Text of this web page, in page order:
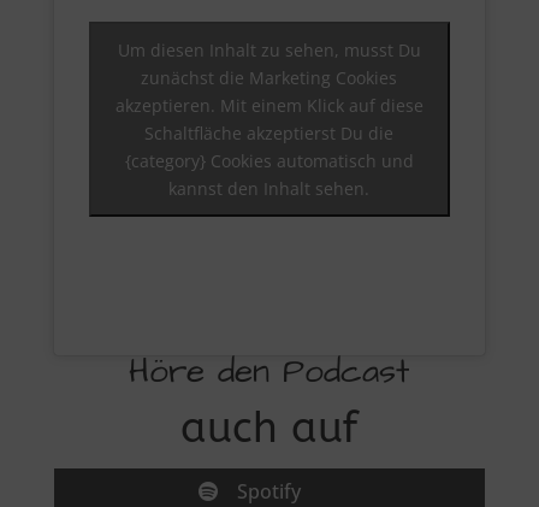
Um diesen Inhalt zu sehen, musst Du
zunächst die Marketing Cookies
akzeptieren. Mit einem Klick auf diese
Schaltfläche akzeptierst Du die
{category} Cookies automatisch und
kannst den Inhalt sehen.
Höre den Podcast
auch auf
Spotify